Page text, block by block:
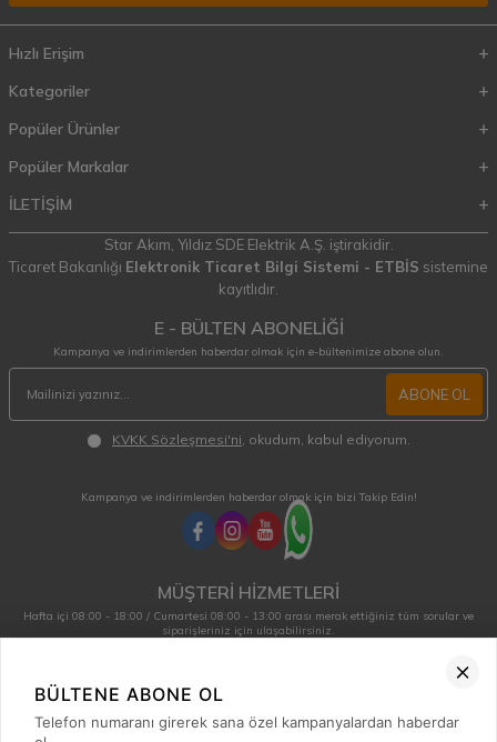
Hızlı Erişim
Kategoriler
Popüler Ürünler
Popüler Markalar
İLETİŞİM
Star Akım, Yıldız SDE Elektrik A.Ş. iştirakidir.
Ticaret Bakanlığı Elektronik Ticaret Bilgi Sistemi - ETBİS sistemine
kayıtlıdır.
E - BÜLTEN ABONELİĞİ
Kampanya ve indirimlerden haberdar olmak için e-bültenimize abone olun.
ABONE OL
KVKK Sözleşmesi'ni, okudum, kabul ediyorum.
Kampanya ve indirimlerden haberdar olmak için bizi Takip Edin!
MÜŞTERİ HİZMETLERİ
Hafta içi 08:00 - 18:00 / Cumartesi 08:00 - 13:00 arası merak ettiğiniz tüm sorular ve
siparişleriniz için ulaşabilirsiniz.
Hızlı Erişim
BÜLTENE ABONE OL
Telefon numaranı girerek sana özel kampanyalardan haberdar